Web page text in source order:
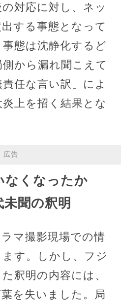
対応に対し、ネッ
する事態となって
態は沈静化するど
から漏れ聞こえて
任な言い訳」によ
上を招く結果とな
広告
なくなったか
聞の釈明
マ撮影現場での情
す。しかし、フジ
釈明の内容には、
を失いました。局